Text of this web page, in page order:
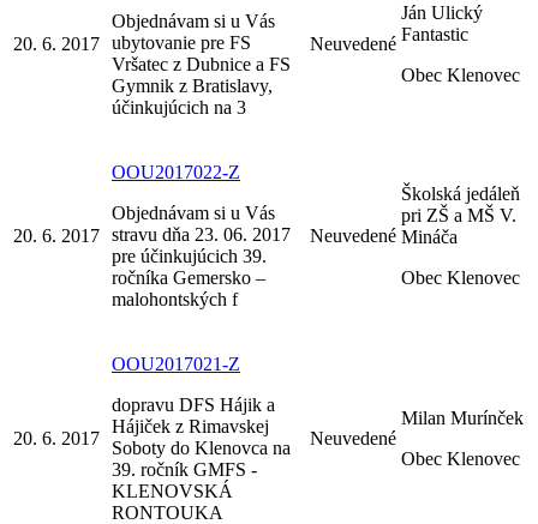
20. 6. 2017
Objednávam si u Vás
ubytovanie pre FS
Vršatec z Dubnice a FS
Gymnik z Bratislavy,
účinkujúcich na 3
Neuvedené
Ján Ulický
Fantastic
Obec Klenovec
20. 6. 2017
OOU2017022-Z
Objednávam si u Vás
stravu dňa 23. 06. 2017
pre účinkujúcich 39.
ročníka Gemersko –
malohontských f
Neuvedené
Školská jedáleň
pri ZŠ a MŠ V.
Mináča
Obec Klenovec
20. 6. 2017
OOU2017021-Z
dopravu DFS Hájik a
Hájiček z Rimavskej
Soboty do Klenovca na
39. ročník GMFS -
KLENOVSKÁ
RONTOUKA
Neuvedené
Milan Murínček
Obec Klenovec